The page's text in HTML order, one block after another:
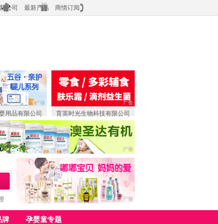
公司 最新产品 商情订阅
用品有限公司 育英时光生物科技有限公司
牌 孕婴童专题